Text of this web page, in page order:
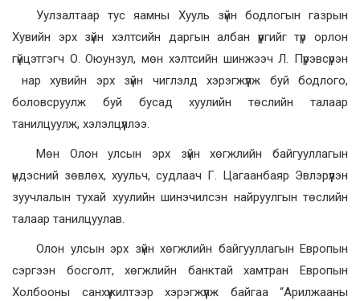
Уулзалтаар тус яамны Хууль зүйн бодлогын газрын
Хувийн эрх зүйн хэлтсийн даргын албан үүргийг түр орлон
гүйцэтгэгч О. Оюунзул, мөн хэлтсийн шинжээч Л. Пүрэвсүрэн
нар хувийн эрх зүйн чиглэлд хэрэгжүүлж буй бодлого,
боловсруулж буй бусад хуулийн төслийн талаар
танилцуулж, хэлэлцүүллээ.
Мөн Олон улсын эрх зүйн хөгжлийн байгууллагын
үндэсний зөвлөх, хуульч, судлаач Г. Цагаанбаяр Эвлэрүүлэн
зуучлалын тухай хуулийн шинэчилсэн найруулгын төслийн
талаар танилцуулав.
Олон улсын эрх зүйн хөгжлийн байгууллагын Европын
сэргээн босголт, хөгжлийн банктай хамтран Европын
Холбооны санхүүжилтээр хэрэгжүүлж байгаа “Арилжааны